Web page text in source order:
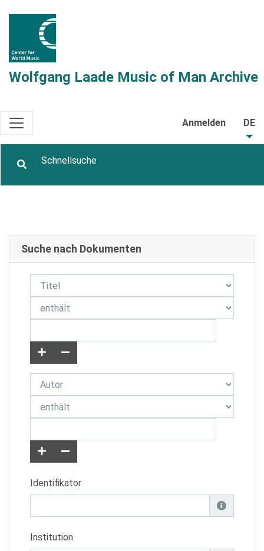
Wolfgang Laade Music of Man Archive
Anmelden DE
Suche nach Dokumenten
Identifikator
Institution